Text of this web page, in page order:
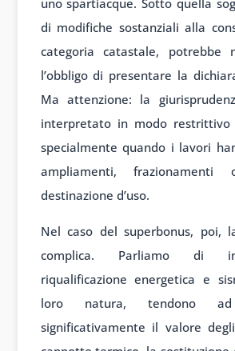
uno spartiacque. Sotto quella
di modifiche sostanziali alla
categoria catastale, potrebbe
l’obbligo di presentare la
Ma attenzione: la
interpretato in modo restrittivo
specialmente quando i lavori
ampliamenti,
destinazione d’uso.
Nel caso del superbonus, poi,
complica. Parliamo di
riqualificazione energetica e
loro natura, tendono ad
significativamente il valore